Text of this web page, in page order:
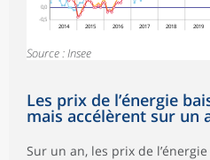
0,0
-0,5
2014 2015 2016 2017 2018 2019
Source : Insee
Les prix de l’énergie
mais accélèrent sur un
Sur un an, les prix de